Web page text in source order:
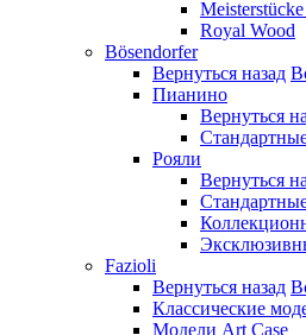
Royal Wood
Bösendorfer
Вернуться назад
Пианино
Вернуться
Рояли
Вернуться
Fazioli
Вернуться назад
Классические
Модели Art Case